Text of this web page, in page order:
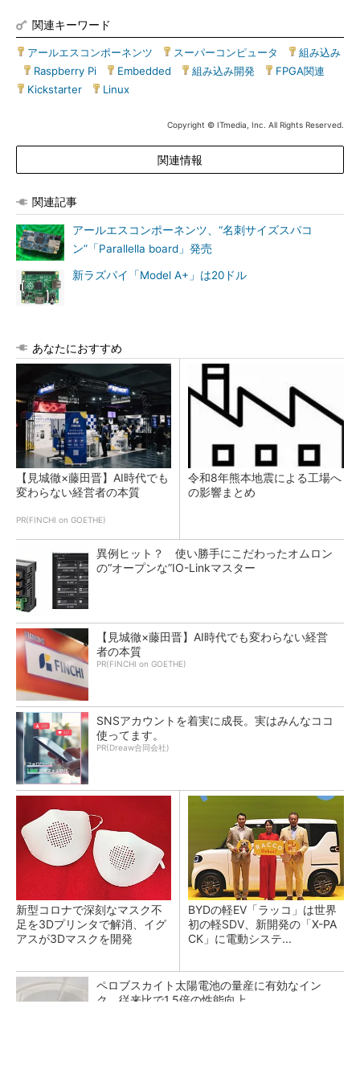
関連キーワード
アールエスコンポーネンツ スーパーコンピュータ
組み込み
Raspberry Pi Embedded 組み込み開発 FPGA関連
Kickstarter
Linux
Copyright © ITmedia, Inc. All Rights Reserved.
関連情報
関連記事
アールエスコンポーネンツ、“名刺サイズスパコ
ン”「Parallella board」発売
新ラズパイ「Model A+」は20ドル
あなたにおすすめ
【見城徹×藤田晋】AI時代でも
変わらない経営者の本質
PR(FINCHI on GOETHE)
令和8年熊本地震による工場へ
の影響まとめ
異例ヒット？ 使い勝手にこだわったオムロン
の“オープンな”IO-Linkマスター
【見城徹×藤田晋】AI時代でも変わらない経営
者の本質
PR(FINCHI on GOETHE)
SNSアカウントを着実に成長。実はみんなココ
使ってます。
PR(Dreaw合同会社)
新型コロナで深刻なマスク不
足を3Dプリンタで解消、イグ
アスが3Dマスクを開発
BYDの軽EV「ラッコ」は世界
初の軽SDV、新開発の「X-PA
CK」に電動システ...
ペロブスカイト太陽電池の量産に有効なイン
ク、従来比で1.5倍の性能向上